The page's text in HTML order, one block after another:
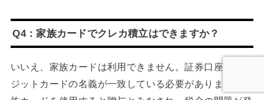
Q4：家族カードでクレカ積立はできますか？
いいえ、家族カードは利用できません。証券口座とクレ
ジットカードの名義が一致している必要があります。家